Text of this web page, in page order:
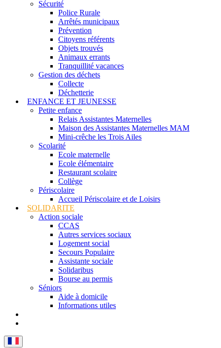
Sécurité
Police Rurale
Arrêtés municipaux
Prévention
Citoyens référents
Objets trouvés
Animaux errants
Tranquillité vacances
Gestion des déchets
Collecte
Déchetterie
ENFANCE ET JEUNESSE
Petite enfance
Relais Assistantes Maternelles
Maison des Assistantes Maternelles MAM
Mini-crêche les Trois Ailes
Scolarité
Ecole maternelle
Ecole élémentaire
Restaurant scolaire
Collège
Périscolaire
Accueil Périscolaire et de Loisirs
SOLIDARITE
Action sociale
CCAS
Autres services sociaux
Logement social
Secours Populaire
Assistante sociale
Solidaribus
Bourse au permis
Séniors
Aide à domicile
Informations utiles